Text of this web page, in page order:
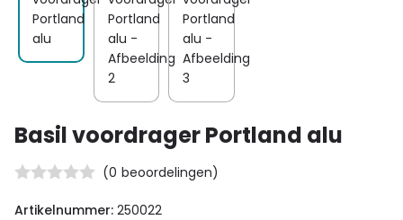
Basil voordrager Portland alu
(0 beoordelingen)
Artikelnummer: 250022